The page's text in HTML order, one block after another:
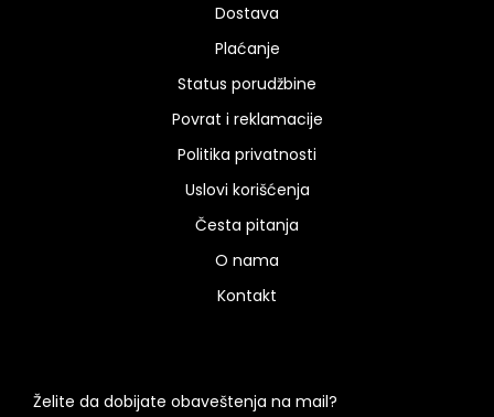
Dostava
Plaćanje
Status porudžbine
Povrat i reklamacije
Politika privatnosti
Uslovi korišćenja
Česta pitanja
O nama
Kontakt
Želite da dobijate obaveštenja na mail?